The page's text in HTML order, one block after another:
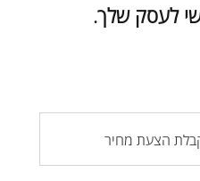
לעסק שלך.
הצעת מחיר